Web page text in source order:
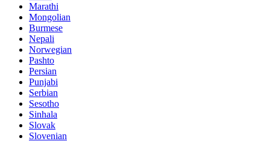
Marathi
Mongolian
Burmese
Nepali
Norwegian
Pashto
Persian
Punjabi
Serbian
Sesotho
Sinhala
Slovak
Slovenian